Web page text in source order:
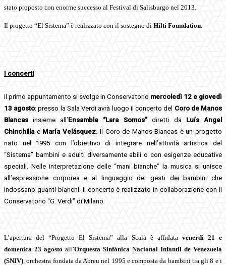
stato proposto con enorme successo al Festival di Salisburgo nel 2013.
Il progetto “El Sistema” è realizzato con il sostegno di Hilti Foundation
I concerti
Il primo appuntamento si svolge in Conservatorio mercoledì 12 e giovedì
13 agosto: presso la Sala Verdi avrà luogo il concerto del Coro de Manos
Blancas insieme all’Ensamble “Lara Somos” diretti da Luís Angel
Chinchillae María Velásquez. Il Coro de Manos Blancas è un progetto
nato nel 1995 con l’obiettivo di integrare nell’attività artistica del
“Sistema” bambini e adulti diversamente abili o con esigenze educative
speciali. Nelle interpretazione delle “mani bianche” la musica si unisce
all’espressione corporea e al linguaggio dei gesti dei bambini che
indossano guanti bianchi. Il concerto è realizzato in collaborazione con il
Conservatorio “G. Verdi” di Milano.
L’apertura del “Progetto El Sistema” alla Scala è affidata venerdì 21 e
domenica 23 agosto all’Orquesta Sinfónica Nacional Infantil de Venezuela
(SNIV) , orchestra fondata da Abreu nel 1995 e composta da bambini tra gli 8 e i